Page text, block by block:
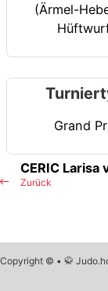
(Ärmel-
Grand
Zurück
CERIC Larisa
Copyright © • 🥋